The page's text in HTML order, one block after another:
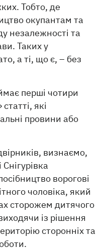
Тобто, де
окупантам та
незалежності та
Таких у
а ті, що є, – без
перші чотири
які
провини або
визнаємо,
ворогові
чоловіка, який
сторожем дитячого
із рішення
сторонніх та